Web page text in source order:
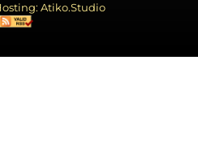
Atiko.Studio